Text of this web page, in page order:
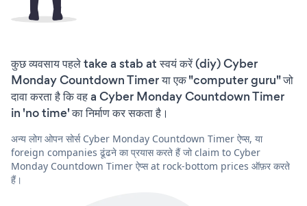
कुछ व्यवसाय पहले take a stab at स्वयं करें (diy) Cyber
Monday Countdown Timer या एक "computer guru" जो
दावा करता है कि वह a Cyber Monday Countdown Timer
in 'no time' का निर्माण कर सकता है।
अन्य लोग ओपन सोर्स Cyber Monday Countdown Timer ऐप्स, या
foreign companies ढूंढने का प्रयास करते हैं जो claim to Cyber
Monday Countdown Timer ऐप्स at rock-bottom prices ऑफ़र करते
हैं।